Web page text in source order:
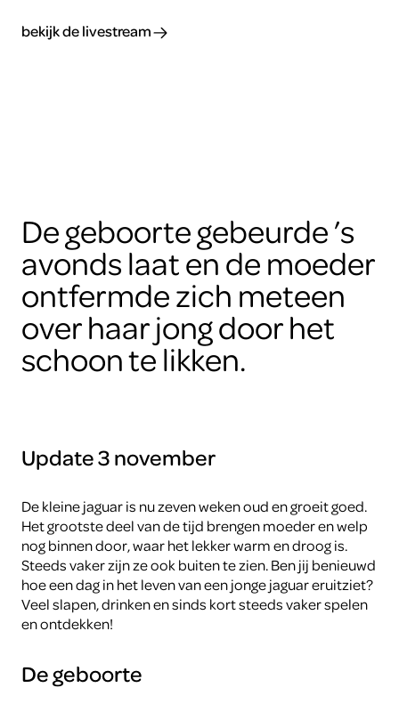
bekijk de livestream
De geboorte gebeurde ’s
avonds laat en de moeder
ontfermde zich meteen
over haar jong door het
schoon te likken.
Update 3 november
De kleine jaguar is nu zeven weken oud en groeit goed.
Het grootste deel van de tijd brengen moeder en welp
nog binnen door, waar het lekker warm en droog is.
Steeds vaker zijn ze ook buiten te zien. Ben jij benieuwd
hoe een dag in het leven van een jonge jaguar eruitziet?
Veel slapen, drinken en sinds kort steeds vaker spelen
en ontdekken!
De geboorte